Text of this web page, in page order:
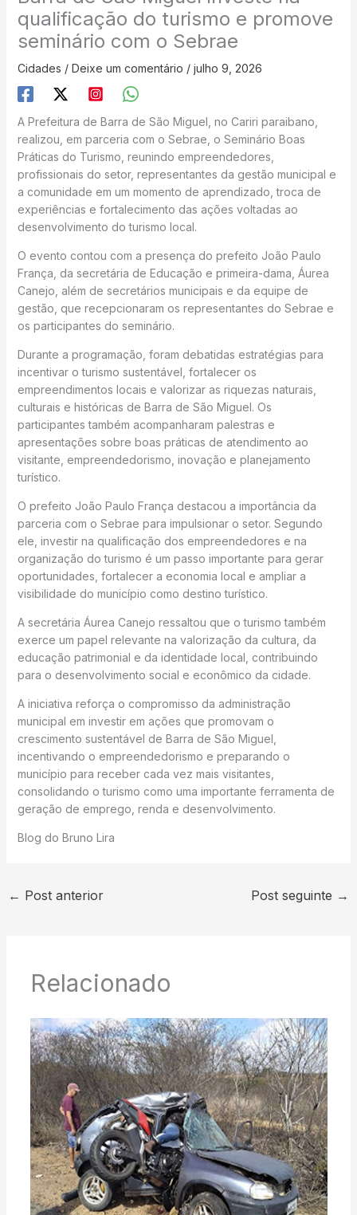
qualificação do turismo e promove
seminário com o Sebrae
Cidades / Deixe um comentário / julho 9, 2026
A Prefeitura de Barra de São Miguel, no Cariri paraibano,
realizou, em parceria com o Sebrae, o Seminário Boas
Práticas do Turismo, reunindo empreendedores,
profissionais do setor, representantes da gestão municipal e
a comunidade em um momento de aprendizado, troca de
experiências e fortalecimento das ações voltadas ao
desenvolvimento do turismo local.
O evento contou com a presença do prefeito João Paulo
França, da secretária de Educação e primeira-dama, Áurea
Canejo, além de secretários municipais e da equipe de
gestão, que recepcionaram os representantes do Sebrae e
os participantes do seminário.
Durante a programação, foram debatidas estratégias para
incentivar o turismo sustentável, fortalecer os
empreendimentos locais e valorizar as riquezas naturais,
culturais e históricas de Barra de São Miguel. Os
participantes também acompanharam palestras e
apresentações sobre boas práticas de atendimento ao
visitante, empreendedorismo, inovação e planejamento
turístico.
O prefeito João Paulo França destacou a importância da
parceria com o Sebrae para impulsionar o setor. Segundo
ele, investir na qualificação dos empreendedores e na
organização do turismo é um passo importante para gerar
oportunidades, fortalecer a economia local e ampliar a
visibilidade do município como destino turístico.
A secretária Áurea Canejo ressaltou que o turismo também
exerce um papel relevante na valorização da cultura, da
educação patrimonial e da identidade local, contribuindo
para o desenvolvimento social e econômico da cidade.
A iniciativa reforça o compromisso da administração
municipal em investir em ações que promovam o
crescimento sustentável de Barra de São Miguel,
incentivando o empreendedorismo e preparando o
município para receber cada vez mais visitantes,
consolidando o turismo como uma importante ferramenta de
geração de emprego, renda e desenvolvimento.
Blog do Bruno Lira
← Post anterior Post seguinte →
Relacionado